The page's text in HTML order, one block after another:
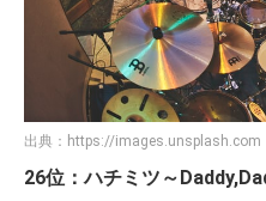
出典： https://images.unsplash.com
26位：ハチミツ～